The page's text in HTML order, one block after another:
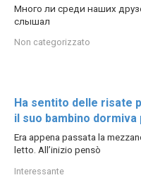
Много ли среди наших
слышал
Non categorizzato
Ha sentito delle risate
il suo bambino
Era appena passata la
letto. All’inizio pensò
Interessante